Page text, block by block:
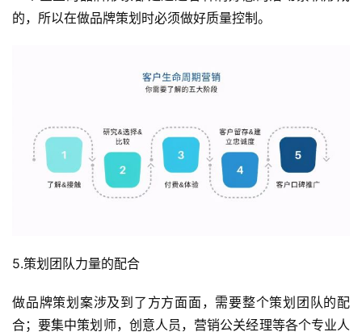
的，所以在做品牌策划时必须做好质量控制。
5.策划团队力量的配合
做品牌策划案涉及到了方方面面，需要整个策划团队的配
合；要集中策划师，创意人员，营销公关经理等各个专业人